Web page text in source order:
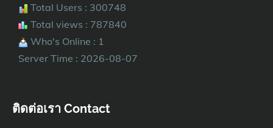
Total Users : 300748
Total views : 787840
Who's Online : 1
Server Time : 2026-08-07
ติดต่อเรา Contact